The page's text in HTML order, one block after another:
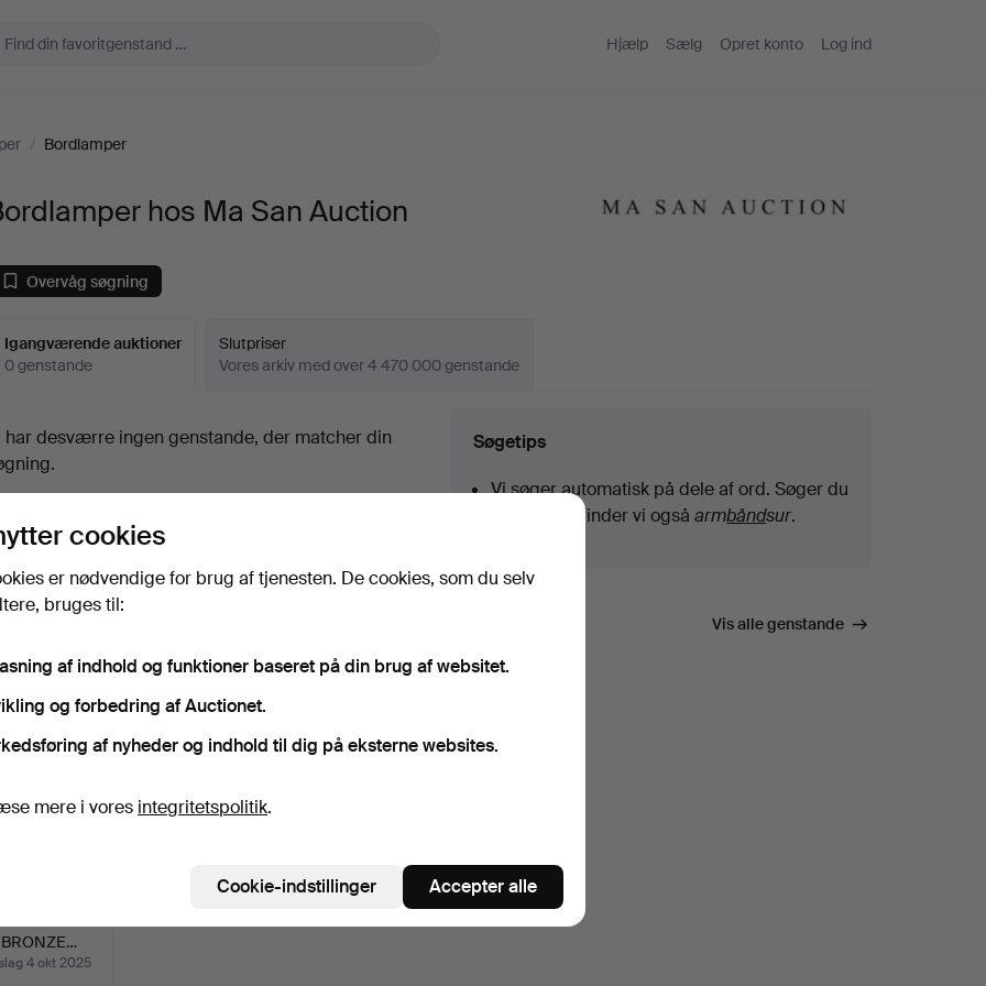
Hjælp Sælg Opret konto Log ind
/ Bordlamper
hos Ma San Auction
Overvåg søgning
Igangværende auktioner
0 genstande
Slutpriser
Vores arkiv med over 4 470 000 genstande
har desværre ingen genstande, der matcher din
mail, så snart vi får den.
Søgetips
Vi søger automatisk på dele af ord. Søger du
, finder vi ogsåarmbåndsur.
der matcher din søgning Vis alle genstande
FRANSKE
4 okt 2025
cookies
er nødvendige for brug af tjenesten. De cookies, som du selv
bruges til:
af indhold og funktioner baseret på din brug af websitet.
og forbedring af Auctionet.
af nyheder og indhold til dig på eksterne websites.
mere i vores integritetspolitik.
Cookie-indstillinger Accepter alle